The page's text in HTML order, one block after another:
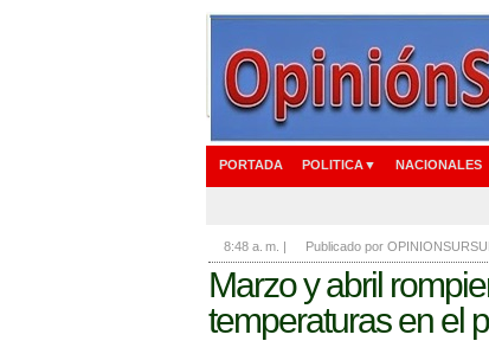
PORTADA POLITICA▼ NACIONALES
8:48 a. m. | Publicado por
Marzo y abril
temperaturas en el